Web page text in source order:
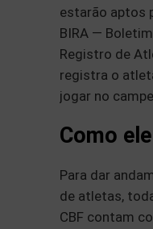
estarão aptos
BIRA —
Registro de
registra o
jogar no
Como
Para dar
de atletas,
CBF contam